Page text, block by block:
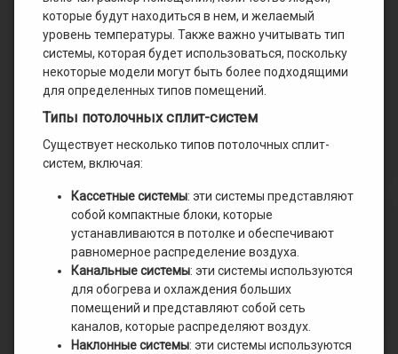
которые будут находиться в нем, и желаемый
уровень температуры. Также важно учитывать тип
системы, которая будет использоваться, поскольку
некоторые модели могут быть более подходящими
для определенных типов помещений.
Типы потолочных сплит-систем
Существует несколько типов потолочных сплит-
систем, включая:
Кассетные системы: эти системы представляют
собой компактные блоки, которые
устанавливаются в потолке и обеспечивают
равномерное распределение воздуха.
Канальные системы: эти системы используются
для обогрева и охлаждения больших
помещений и представляют собой сеть
каналов, которые распределяют воздух.
Наклонные системы: эти системы используются